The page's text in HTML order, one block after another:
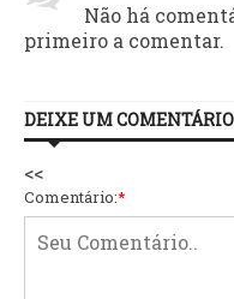
Não há
primeiro a comentar.
DEIXE UM COMENTÁRIO
<<
Comentário:*